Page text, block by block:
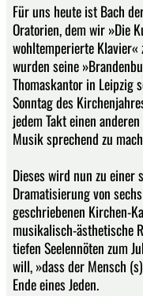
Für uns heute ist Bach
Oratorien, dem wir »Die
wohltemperierte
wurden seine
Thomaskantor in Leipzig
Sonntag des
jedem Takt einen
Musik sprechend zu
Dieses wird nun zu einer
Dramatisierung von
geschriebenen Kirchen-
musikalisch-ästhetische
tiefen Seelennöten zum
will, »dass der Mensch
Ende eines Jeden.